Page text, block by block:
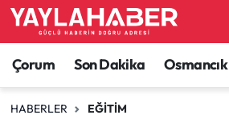
Çorum Son Dakika Osmancık
HABERLER EĞITIM
Alaca Haberleri
Bayat Haberleri
Çorum Nöbetçi Eczaneler
Çorum Hava Durumu